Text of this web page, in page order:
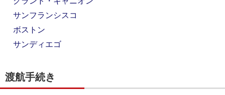
サンフランシスコ
ボストン
サンディエゴ
渡航手続き